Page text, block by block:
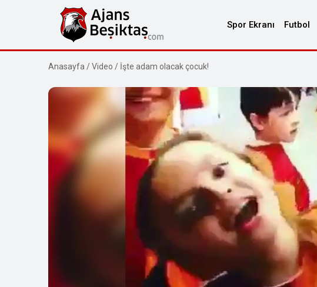
Spor Ekranı Futbol
Anasayfa /Video / İşte adam olacak çocuk!